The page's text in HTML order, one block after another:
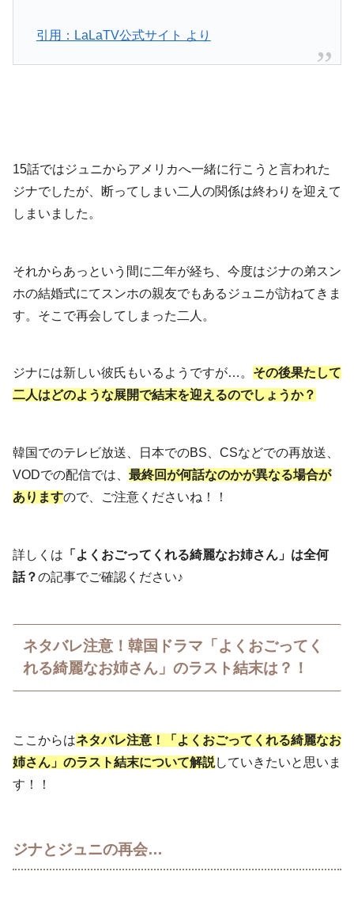
引用：LaLaTV公式サイト より
15話ではジュニからアメリカへ一緒に行こうと言われた
ジナでしたが、断ってしまい二人の関係は終わりを迎えて
しまいました。
それからあっという間に二年が経ち、今度はジナの弟スン
ホの結婚式にてスンホの親友でもあるジュニが訪ねてきま
す。そこで再会してしまった二人。
ジナには新しい彼氏もいるようですが…。 その後果たして
二人はどのような展開で結末を迎えるのでしょうか？
韓国でのテレビ放送、日本でのBS、CSなどでの再放送、
VODでの配信では、 最終回が何話なのかが異なる場合が
ありますので、ご注意くださいね！！
詳しくは 「よくおごってくれる綺麗なお姉さん」は全何
話？の記事でご確認ください♪
ネタバレ注意！韓国ドラマ「よくおごってく
れる綺麗なお姉さん」のラスト結末は？！
ここからはネタバレ注意！「よくおごってくれる綺麗なお
姉さん」のラスト結末について解説していきたいと思いま
す！！
ジナとジュニの再会…